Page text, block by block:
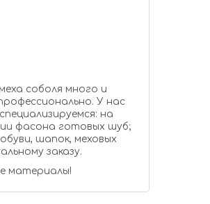
заказу.
материалы!